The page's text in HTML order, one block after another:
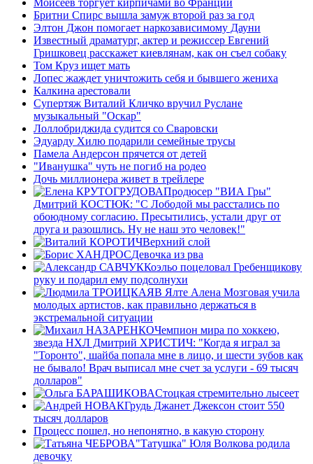
Бритни Спирс вышла замуж второй раз за год
Элтон Джон помогает наркозависимому Дауни
Известный драматург, актер и режиссер Евгений
Гришковец расскажет киевлянам, как он съел собаку
Том Круз ищет мать
Лопес жаждет уничтожить себя и бывшего жениха
Калкина арестовали
Супертяж Виталий Кличко вручил Руслане
музыкальный "Оскар"
Лоллобриджида судится со Сваровски
Эдуарду Хилю подарили семейные трусы
Памела Андерсон прячется от детей
"Иванушка" чуть не погиб на родео
Дочь миллионера живет в трейлере
Продюсер "ВИА Гры"
Дмитрий КОСТЮК: "С Лободой мы расстались по
обоюдному согласию. Пресытились, устали друг от
друга и разошлись. Ну не наш это человек!"
Верхний слой
Девочка из рва
Коэльо поцеловал Гребенщикову
руку и подарил ему подсолнухи
В Ялте Алена Мозговая учила
молодых артистов, как правильно держаться в
экстремальной ситуации
Чемпион мира по хоккею,
звезда НХЛ Дмитрий ХРИСТИЧ: "Когда я играл за
"Торонто", шайба попала мне в лицо, и шести зубов как
не бывало! Врач выписал мне счет за услуги - 69 тысяч
долларов"
Стоцкая стремительно лысеет
Грудь Джанет Джексон стоит 550
тысяч долларов
Процесс пошел, но непонятно, в какую сторону
"Татушка" Юля Волкова родила
девочку